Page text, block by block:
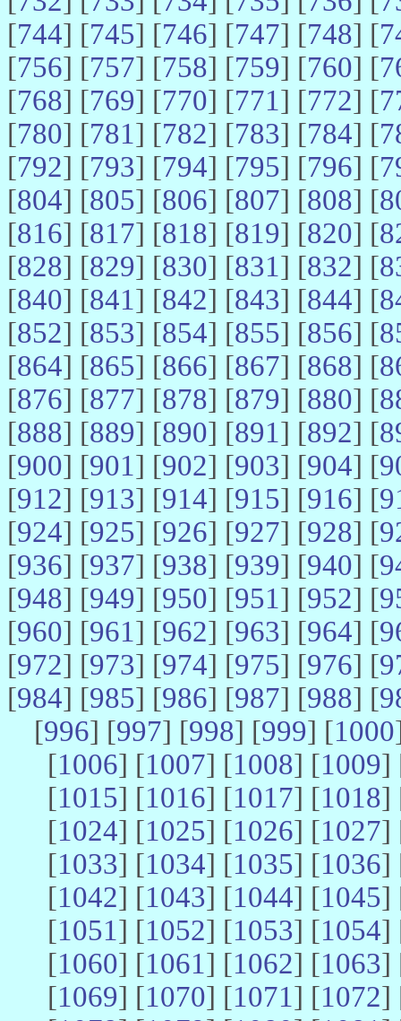
[744] [745] [746] [747] [748] [
[756] [757] [758] [759] [760] [
[768] [769] [770] [771] [772] [
[780] [781] [782] [783] [784] [
[792] [793] [794] [795] [796] [
[804] [805] [806] [807] [808] [
[816] [817] [818] [819] [820] [
[828] [829] [830] [831] [832] [
[840] [841] [842] [843] [844] [
[852] [853] [854] [855] [856] [
[864] [865] [866] [867] [868] [
[876] [877] [878] [879] [880] [
[888] [889] [890] [891] [892] [
[900] [901] [902] [903] [904] [
[912] [913] [914] [915] [916] [
[924] [925] [926] [927] [928] [
[936] [937] [938] [939] [940] [
[948] [949] [950] [951] [952] [
[960] [961] [962] [963] [964] [
[972] [973] [974] [975] [976] [
[984] [985] [986] [987] [988] [
[996] [997] [998] [999] [1000
[1006] [1007] [1008] [1009]
[1015] [1016] [1017] [1018]
[1024] [1025] [1026] [1027]
[1033] [1034] [1035] [1036]
[1042] [1043] [1044] [1045]
[1051] [1052] [1053] [1054]
[1060] [1061] [1062] [1063]
[1069] [1070] [1071] [1072]